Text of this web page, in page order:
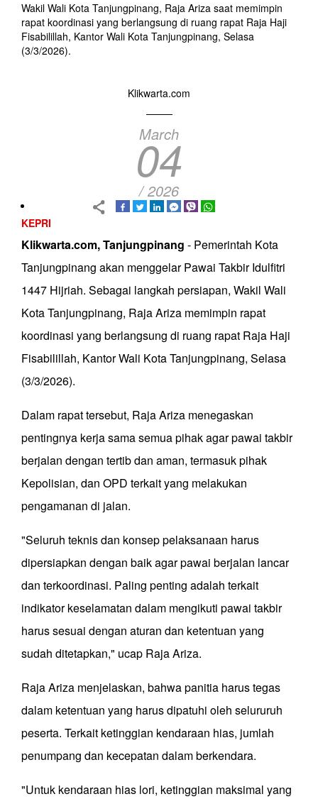
Wakil Wali Kota Tanjungpinang, Raja Ariza saat memimpin
rapat koordinasi yang berlangsung di ruang rapat Raja Haji
Fisabilillah, Kantor Wali Kota Tanjungpinang, Selasa
(3/3/2026).
Klikwarta.com
March
04
/ 2026
KEPRI
Klikwarta.com, Tanjungpinang - Pemerintah Kota
Tanjungpinang akan menggelar Pawai Takbir Idulfitri
1447 Hijriah. Sebagai langkah persiapan, Wakil Wali
Kota Tanjungpinang, Raja Ariza memimpin rapat
koordinasi yang berlangsung di ruang rapat Raja Haji
Fisabilillah, Kantor Wali Kota Tanjungpinang, Selasa
(3/3/2026).
Dalam rapat tersebut, Raja Ariza menegaskan
pentingnya kerja sama semua pihak agar pawai takbir
berjalan dengan tertib dan aman, termasuk pihak
Kepolisian, dan OPD terkait yang melakukan
pengamanan di jalan.
"Seluruh teknis dan konsep pelaksanaan harus
dipersiapkan dengan baik agar pawai berjalan lancar
dan terkoordinasi. Paling penting adalah terkait
indikator keselamatan dalam mengikuti pawai takbir
harus sesuai dengan aturan dan ketentuan yang
sudah ditetapkan," ucap Raja Ariza.
Raja Ariza menjelaskan, bahwa panitia harus tegas
dalam ketentuan yang harus dipatuhi oleh selururuh
peserta. Terkait ketinggian kendaraan hias, jumlah
penumpang dan kecepatan dalam berkendara.
"Untuk kendaraan hias lori, ketinggian maksimal yang